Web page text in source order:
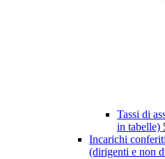
Tassi di
in tabelle)
Incarichi
(dirigenti e non